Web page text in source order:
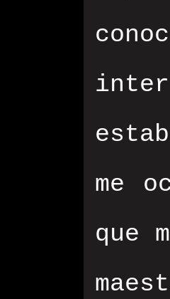
me
que